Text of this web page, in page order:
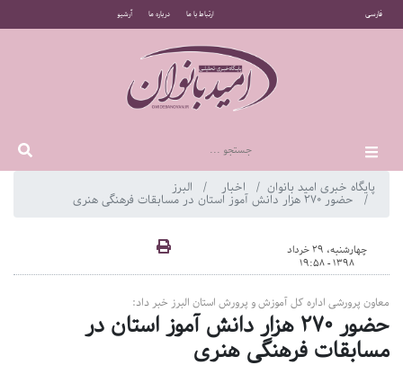
فارسی ارتباط با ما درباره ما آرشیو
پایگاه خبری امید بانوان اخبار البرز
حضور ۲۷۰ هزار دانش آموز استان در مسابقات فرهنگی هنری
چهارشنبه، 29 خرداد
1398 - 19:58
معاون پرورشی اداره کل آموزش و پرورش استان البرز خبر داد:
حضور ۲۷۰ هزار دانش آموز استان در
مسابقات فرهنگی هنری